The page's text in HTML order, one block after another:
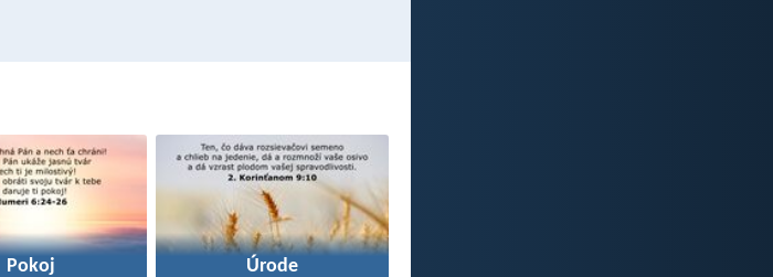
Pokoj Úrode